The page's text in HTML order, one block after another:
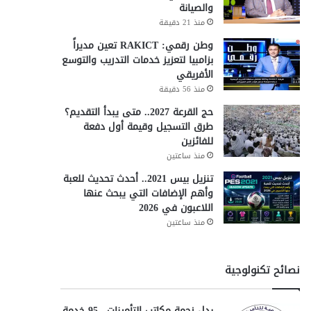
والصيانة
منذ 21 دقيقة
وطن رقمي: RAKICT تعين مديراً
بزامبيا لتعزيز خدمات التدريب والتوسع
الأفريقي
منذ 56 دقيقة
حج القرعة 2027.. متى يبدأ التقديم؟
طرق التسجيل وقيمة أول دفعة
للفائزين
منذ ساعتين
تنزيل بيس 2021.. أحدث تحديث للعبة
وأهم الإضافات التي يبحث عنها
اللاعبون في 2026
منذ ساعتين
نصائح تكنولوجية